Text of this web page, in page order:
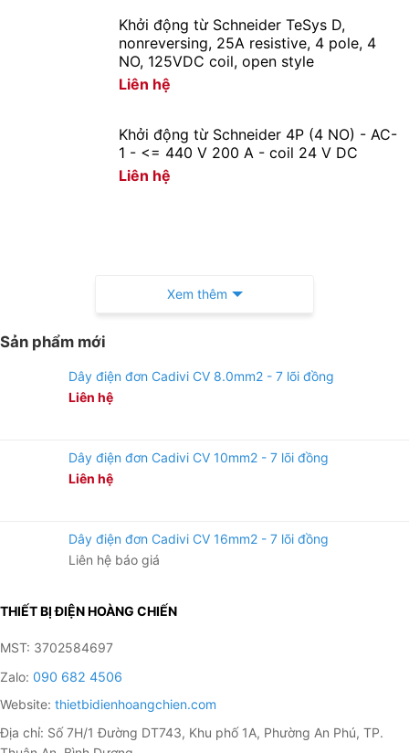
Khởi động từ Schneider TeSys D,
nonreversing, 25A resistive, 4 pole, 4
NO, 125VDC coil, open style
Liên hệ
Khởi động từ Schneider 4P (4 NO) - AC-
1 - <= 440 V 200 A - coil 24 V DC
Liên hệ
Xem thêm
Sản phẩm mới
Dây điện đơn Cadivi CV 8.0mm2 - 7 lõi đồng
Liên hệ
Dây điện đơn Cadivi CV 10mm2 - 7 lõi đồng
Liên hệ
Dây điện đơn Cadivi CV 16mm2 - 7 lõi đồng
Liên hệ báo giá
THIẾT BỊ ĐIỆN HOÀNG CHIẾN
MST: 3702584697
Zalo: 090 682 4506
Website: thietbidienhoangchien.com
Địa chỉ: Số 7H/1 Đường DT743, Khu phố 1A, Phường An Phú, TP.